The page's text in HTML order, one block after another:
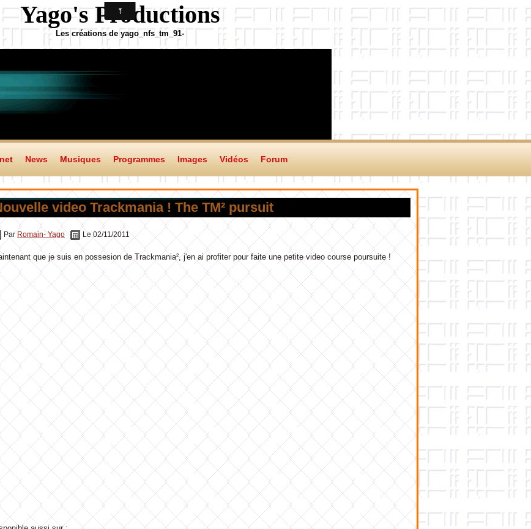
Yago's Productions
Les créations de yago_nfs_tm_91-
News Musiques Programmes Images Vidéos Forum
video Trackmania ! The TM² pursuit
ParRomain- Yago Le 02/11/2011
que je suis en possesion de Trackmania², j'en ai profiter pour faite une petite video course poursuite !